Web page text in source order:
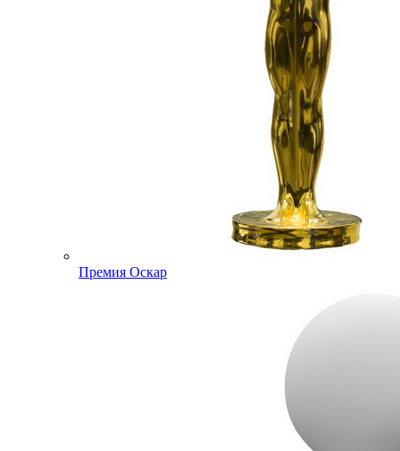
Премия Оскар